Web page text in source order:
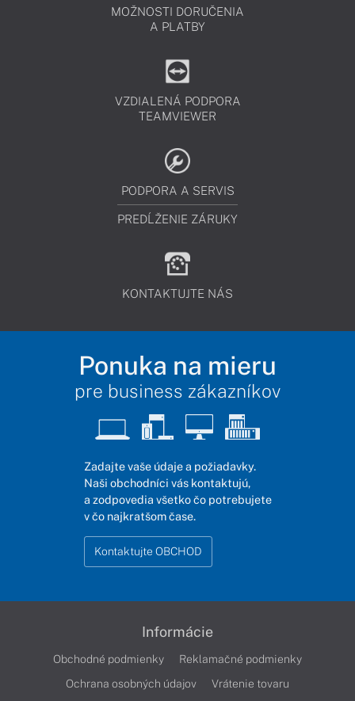
MOŽNOSTI DORUČENIA
A PLATBY
VZDIALENÁ PODPORA
TEAMVIEWER
PODPORA A SERVIS
PREDĹŽENIE ZÁRUKY
KONTAKTUJTE NÁS
Ponuka na mieru
pre business zákazníkov
Zadajte vaše údaje a požiadavky.
Naši obchodníci vás kontaktujú,
a zodpovedia všetko čo potrebujete
v čo najkratšom čase.
Kontaktujte OBCHOD
Informácie
Obchodné podmienky
Reklamačné podmienky
Ochrana osobných údajov
Vrátenie tovaru